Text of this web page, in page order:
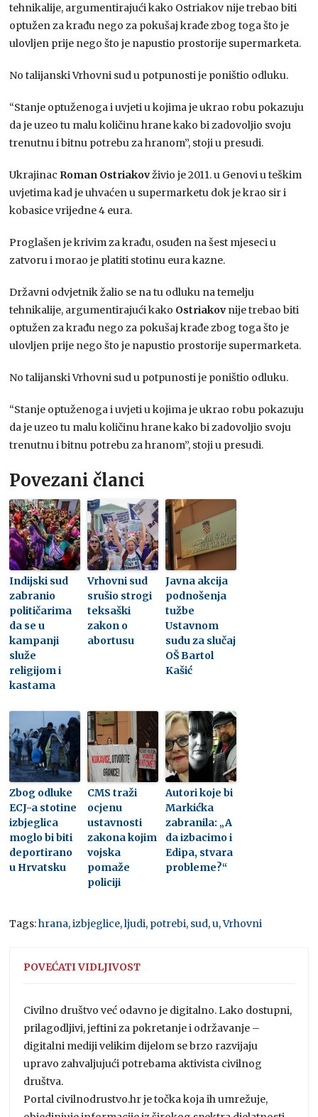
tehnikalije, argumentirajući kako Ostriakov nije trebao biti
optužen za krađu nego za pokušaj krađe zbog toga što je
ulovljen prije nego što je napustio prostorije supermarketa.
No talijanski Vrhovni sud u potpunosti je poništio odluku.
“Stanje optuženoga i uvjeti u kojima je ukrao robu pokazuju
da je uzeo tu malu količinu hrane kako bi zadovoljio svoju
trenutnu i bitnu potrebu za hranom”, stoji u presudi.
Ukrajinac Roman Ostriakovživio je 2011. u Genovi u teškim
uvjetima kad je uhvaćen u supermarketu dok je krao sir i
kobasice vrijedne 4 eura.
Proglašen je krivim za krađu, osuđen na šest mjeseci u
zatvoru i morao je platiti stotinu eura kazne.
Državni odvjetnik žalio se na tu odluku na temelju
tehnikalije, argumentirajući kako Ostriakovnije trebao biti
optužen za krađu nego za pokušaj krađe zbog toga što je
ulovljen prije nego što je napustio prostorije supermarketa.
No talijanski Vrhovni sud u potpunosti je poništio odluku.
“Stanje optuženoga i uvjeti u kojima je ukrao robu pokazuju
da je uzeo tu malu količinu hrane kako bi zadovoljio svoju
trenutnu i bitnu potrebu za hranom”, stoji u presudi.
Povezani članci
Indijski sud
zabranio
političarima
da se u
kampanji
služe
religijom i
kastama
Vrhovni sud
srušio strogi
teksaški
zakon o
abortusu
Javna akcija
podnošenja
tužbe
Ustavnom
sudu za slučaj
OŠ Bartol
Kašić
Zbog odluke
ECJ-a stotine
izbjeglica
moglo bi biti
deportirano
u Hrvatsku
CMS traži
ocjenu
ustavnosti
zakona kojim
vojska
pomaže
policiji
Autori koje bi
Markićka
zabranila: „A
da izbacimo i
Edipa, stvara
probleme?“
Tags:hrana,izbjeglice,ljudi, potrebi, sud,u,Vrhovni
POVEĆATI VIDLJIVOST
Civilno društvo već odavno je digitalno. Lako dostupni,
prilagodljivi, jeftini za pokretanje i održavanje –
digitalni mediji velikim dijelom se brzo razvijaju
upravo zahvaljujući potrebama aktivista civilnog
društva.
Portal civilnodrustvo.hr je točka koja ih umrežuje,